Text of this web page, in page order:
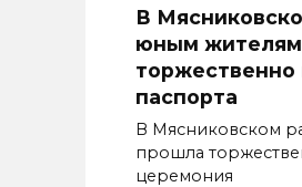
В
юным жителям
торжественно
паспорта
В Мясниковском
прошла
церемония